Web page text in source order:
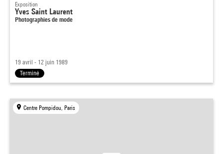
Exposition
Yves Saint Laurent
Photographies de mode
19 avril - 12 juin 1989
Terminé
Centre Pompidou, Paris